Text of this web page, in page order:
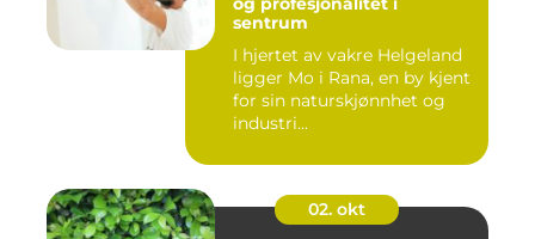
sentrum
I hjertet av vakre Helgeland
ligger Mo i Rana, en by kjent
for sin naturskjønnhet og
industri...
02. okt